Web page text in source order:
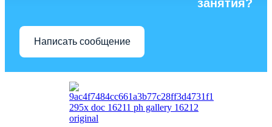
занятия?
Написать сообщение